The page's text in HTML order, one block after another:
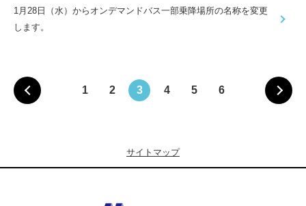
1月28日（水）からオンデマンドバス一部乗降場所の名称を変更
します。
1 2 3 4 5 6
サイトマップ